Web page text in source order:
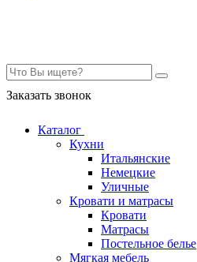
Заказать звонок
Каталог
Кухни
Итальянские
Немецкие
Уличные
Кровати и матрасы
Кровати
Матрасы
Постельное белье
Мягкая мебель